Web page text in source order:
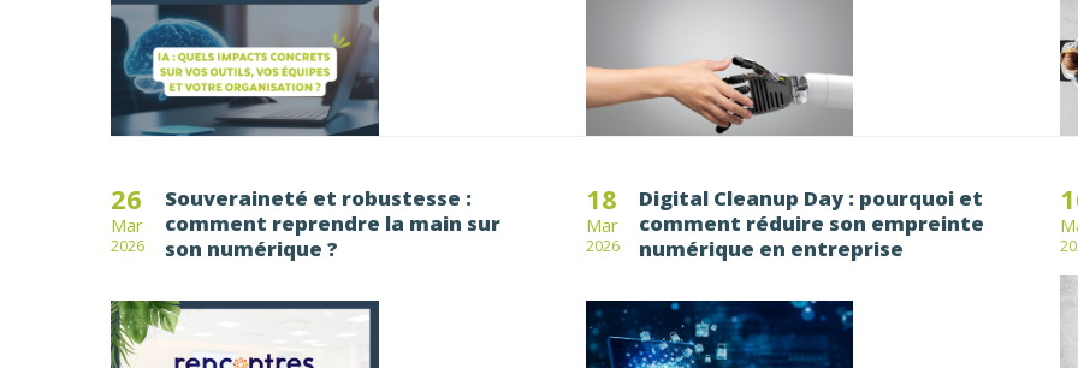
26
Mar
2026
Souveraineté et robustesse :
comment reprendre la main sur
son numérique ?
18
Mar
2026
Digital Cleanup Day : pourquoi et
comment réduire son empreinte
numérique en entreprise